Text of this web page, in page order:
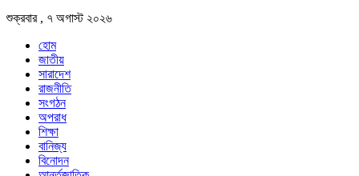
শুক্রবার , ৭ অগাস্ট ২০২৬
হোম
জাতীয়
সারাদেশ
রাজনীতি
সংগঠন
অপরাধ
শিক্ষা
বানিজ্য
বিনোদন